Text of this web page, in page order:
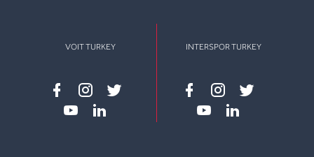
VOIT TURKEY
Facebook
instagram
twitter
INTERSPOR TURKEY
Facebook
instagram
twitter